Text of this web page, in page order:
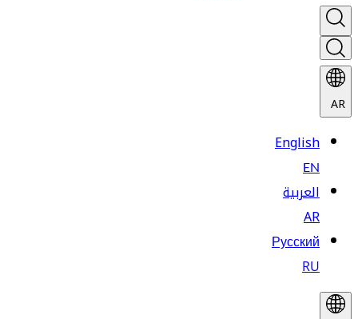
AR
English
EN
العربية
AR
Русский
RU